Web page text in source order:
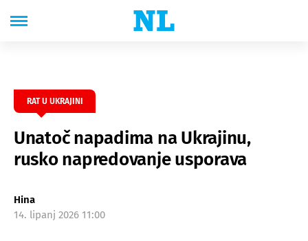
RAT U UKRAJINI
Unatoč napadima na Ukrajinu,
rusko napredovanje usporava
Hina
14. lipanj 2026 11:00